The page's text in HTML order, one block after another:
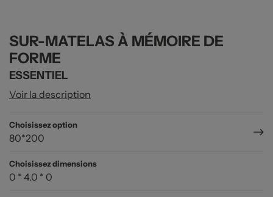
SUR-MATELAS À MÉMOIRE DE
FORME
ESSENTIEL
Voir la description
Choisissez option
80*200
Choisissez dimensions
0 * 4.0 * 0